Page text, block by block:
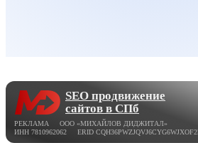
SEO продвижение
сайтов в СПб
РЕКЛАМА ООО «МИХАЙЛОВ ДИДЖИТАЛ»
ИНН 7810962062 ERID